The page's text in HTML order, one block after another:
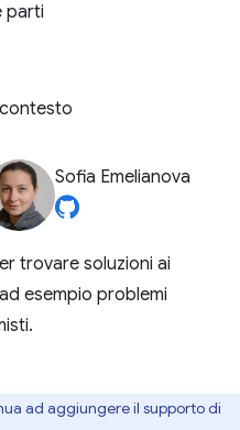
parti
Sofia Emelianova
trovare soluzioni ai
esempio problemi
ad aggiungere il supporto di